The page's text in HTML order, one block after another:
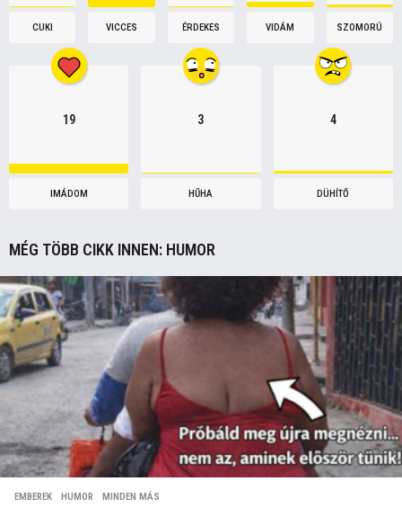
CUKI VICCES ÉRDEKES VIDÁM SZOMORÚ
19
IMÁDOM
3
HŰHA
4
DÜHÍTŐ
MÉG TÖBB CIKK INNEN: HUMOR
EMBEREK ,HUMOR ,MINDEN MÁS